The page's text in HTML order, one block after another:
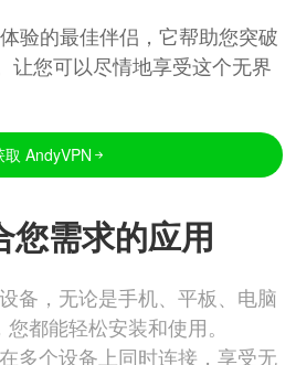
验的最佳伴侣，它帮助您突破
让您可以尽情地享受这个无界
取 AndyVPN
您需求的应用
备，无论是手机、平板、电脑
都能轻松安装和使用。
多个设备上同时连接，享受无